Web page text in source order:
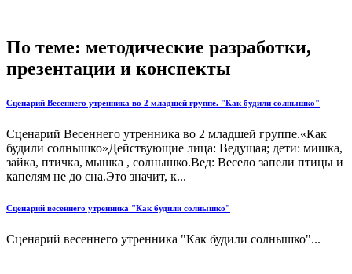
По теме: методические разработки,
презентации и конспекты
Сценарий Весеннего утренника во 2 младшей группе. "Как будили солнышко"
Сценарий Весеннего утренника во 2 младшей группе.«Как
будили солнышко»Действующие лица: Ведущая; дети: мишка,
зайка, птичка, мышка , солнышко.Вед: Весело запели птицы и
капелям не до сна.Это значит, к...
Сценарий весеннего утренника "Как будили солнышко"
Сценарий весеннего утренника "Как будили солнышко"...